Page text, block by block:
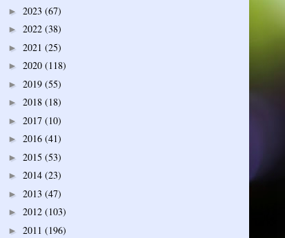
► 2023 (67)
► 2022 (38)
► 2021 (25)
► 2020 (118)
► 2019 (55)
► 2018 (18)
► 2017 (10)
► 2016 (41)
► 2015 (53)
► 2014 (23)
► 2013 (47)
► 2012 (103)
► 2011 (196)